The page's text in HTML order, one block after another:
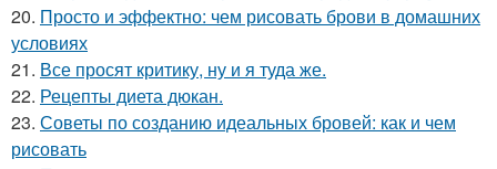
20. Просто и эффектно: чем рисовать брови в домашних
условиях
21. Все просят критику, ну и я туда же.
22. Рецепты диета дюкан.
23. Советы по созданию идеальных бровей: как и чем
рисовать